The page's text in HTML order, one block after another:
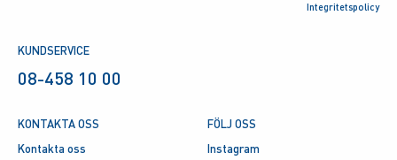
Integritetspolicy
KUNDSERVICE
08-458 10 00
KONTAKTA OSS
Kontakta oss
FÖLJ OSS
Instagram